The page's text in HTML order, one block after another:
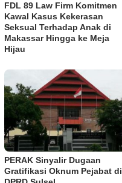
FDL 89 Law Firm Komitmen
Kawal Kasus Kekerasan
Seksual Terhadap Anak di
Makassar Hingga ke Meja
Hijau
PERAK Sinyalir Dugaan
Gratifikasi Oknum Pejabat di